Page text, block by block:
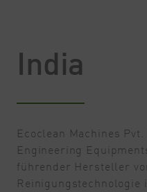
India
Ecoclean Machines
Engineering
führender Hersteller
Reinigungstechnologie